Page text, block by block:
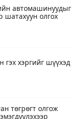
автомашинуудыг
шатахуун олгох
хэргийг шүүхэд
төгрөгт олгож